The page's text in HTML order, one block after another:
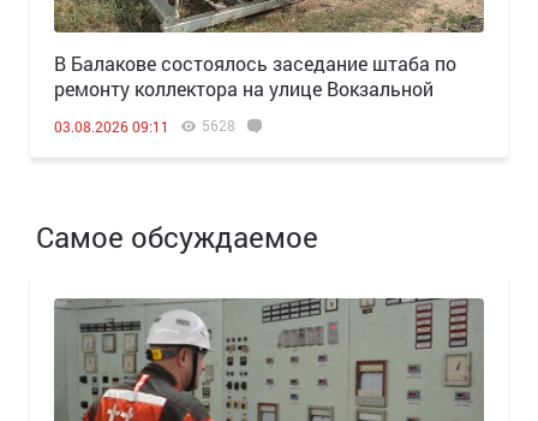
В Балакове состоялось заседание штаба по
ремонту коллектора на улице Вокзальной
03.08.2026 09:11 5628
Самое обсуждаемое